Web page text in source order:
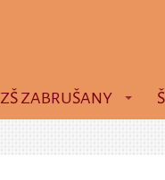
ZŠ ZABRUŠANY